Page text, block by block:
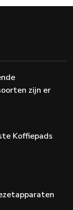
zijn er
Koffiepads